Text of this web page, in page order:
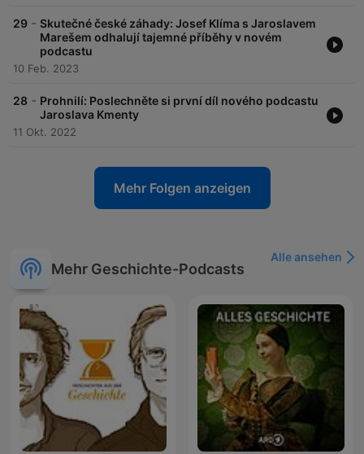
29 - Skutečné české záhady: Josef Klíma s Jaroslavem
Marešem odhalují tajemné příběhy v novém
podcastu
10 Feb. 2023
28 - Prohnilí: Poslechněte si první díl nového podcastu
Jaroslava Kmenty
11 Okt. 2022
Mehr Folgen anzeigen
Mehr Geschichte-Podcasts
Alle ansehen